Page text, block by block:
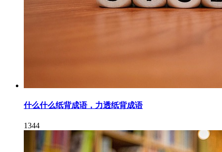
什么什么纸背成语，力透纸背成语
1344